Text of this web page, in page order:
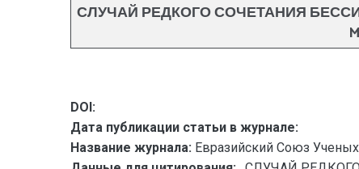
СЛУЧАЙ РЕДКОГО СОЧЕТАНИЯ
DOI:
Дата публикации статьи в журнале:
Название журнала: Евразийский Союз